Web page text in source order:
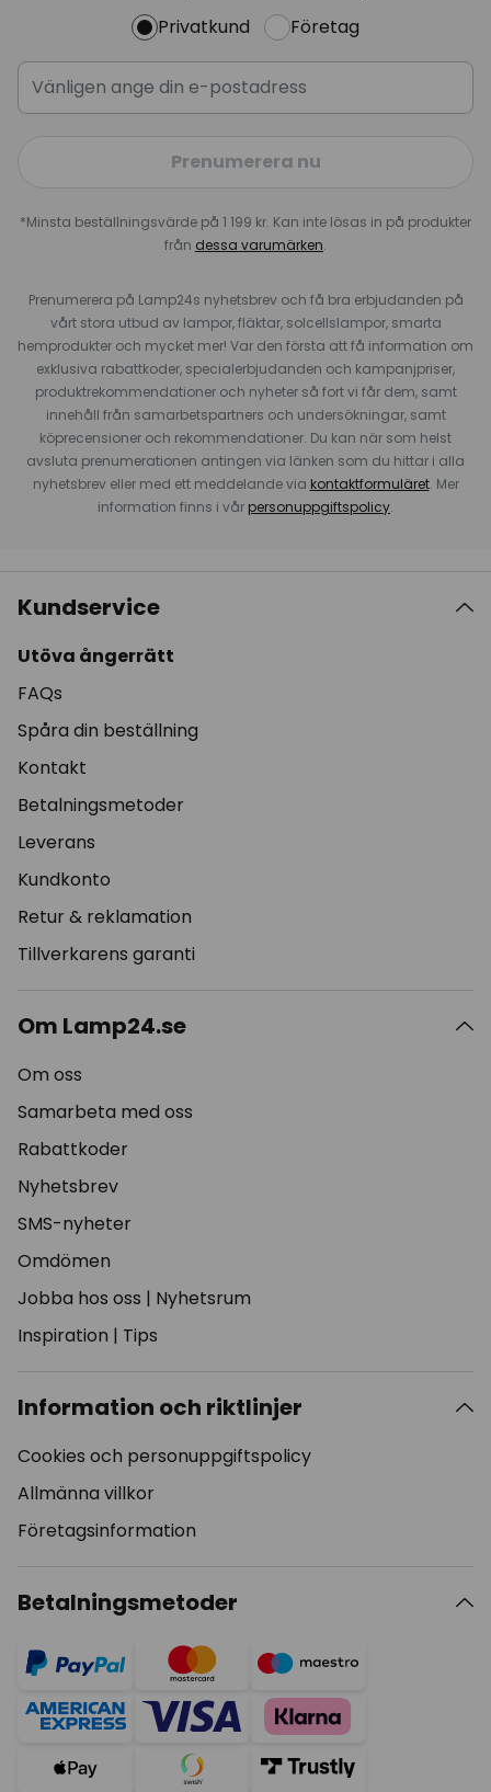
Privatkund Företag
Prenumerera nu
*Minsta beställningsvärde på 1 199 kr. Kan inte lösas in på produkter
från dessa varumärken.
Prenumerera på Lamp24s nyhetsbrev och få bra erbjudanden på
vårt stora utbud av lampor, fläktar, solcellslampor, smarta
hemprodukter och mycket mer! Var den första att få information om
exklusiva rabattkoder, specialerbjudanden och kampanjpriser,
produktrekommendationer och nyheter så fort vi får dem, samt
innehåll från samarbetspartners och undersökningar, samt
köprecensioner och rekommendationer. Du kan när som helst
avsluta prenumerationen antingen via länken som du hittar i alla
nyhetsbrev eller med ett meddelande via kontaktformuläret. Mer
information finns i vår personuppgiftspolicy.
Kundservice
Utöva ångerrätt
FAQs
Spåra din beställning
Kontakt
Betalningsmetoder
Leverans
Kundkonto
Retur & reklamation
Tillverkarens garanti
Om Lamp24.se
Om oss
Samarbeta med oss
Rabattkoder
Nyhetsbrev
SMS-nyheter
Omdömen
Jobba hos oss | Nyhetsrum
Inspiration | Tips
Information och riktlinjer
Cookies och personuppgiftspolicy
Allmänna villkor
Företagsinformation
Betalningsmetoder